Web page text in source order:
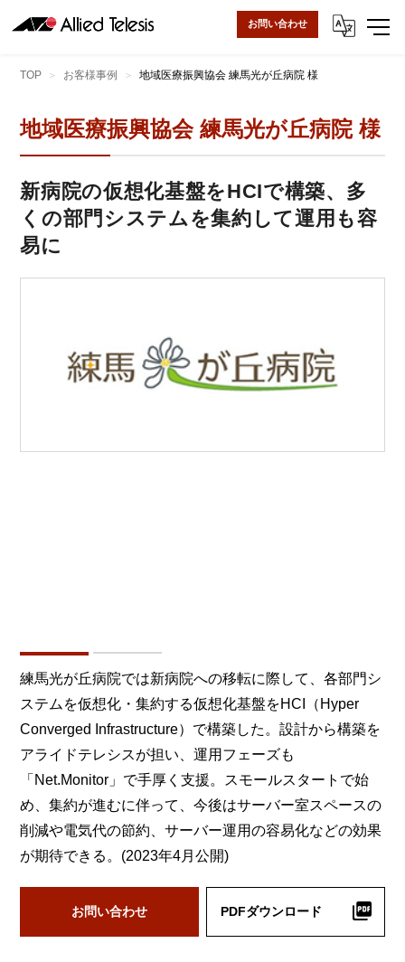
お問い合わせ
TOP お客様事例 地域医療振興協会 練馬光が丘病院 様
地域医療振興協会 練馬光が丘病院 様
新病院の仮想化基盤をHCIで構築、多
くの部門システムを集約して運用も容
易に
練馬光が丘病院では新病院への移転に際して、各部門シ
ステムを仮想化・集約する仮想化基盤をHCI（Hyper
Converged Infrastructure）で構築した。設計から構築を
アライドテレシスが担い、運用フェーズも
「Net.Monitor」で手厚く支援。スモールスタートで始
め、集約が進むに伴って、今後はサーバー室スペースの
削減や電気代の節約、サーバー運用の容易化などの効果
が期待できる。(2023年4月公開)
お問い合わせ PDFダウンロード